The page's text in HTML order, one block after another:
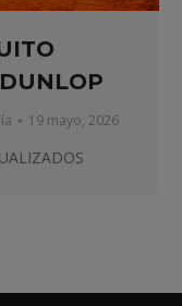
19 mayo, 2026